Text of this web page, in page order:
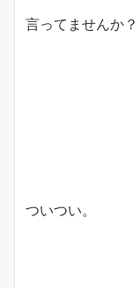
言ってませんか？
ついつい。